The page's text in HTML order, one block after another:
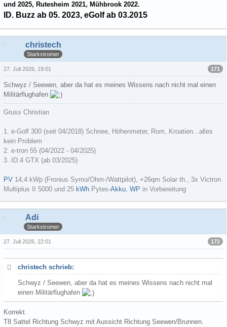
und 2025, Rutesheim 2021, Mühbrook 2022.
ID. Buzz ab 05. 2023, eGolf ab 03.2015
christech
Starkstromer
171
27. Juli 2026, 19:01
Schwyz / Seewen, aber da hat es meines Wissens nach nicht mal einen
Militärflughafen
Gruss Christian
1. e-Golf 300 (seit 04/2018) Schnee, Höhenmeter, Rom, Kroatien...alles
kein Problem
2. e-tron 55 (04/2022 - 04/2025)
3. ID.4 GTX (ab 03/2025)
PV 14,4 kWp (Fronius Symo/Ohm-/Wattpilot), +26qm Solar th., 3x Victron
Multiplus II 5000 und 25 kWh Pytes-Akku, WP in Vorbereitung
Adi
Starkstromer
172
27. Juli 2026, 22:01
christech schrieb:
Schwyz / Seewen, aber da hat es meines Wissens nach nicht mal
einen Militärflughafen
Korrekt.
T8 Sattel Richtung Schwyz mit Aussicht Richtung Seewen/Brunnen.